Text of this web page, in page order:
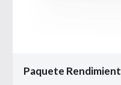
Paquete